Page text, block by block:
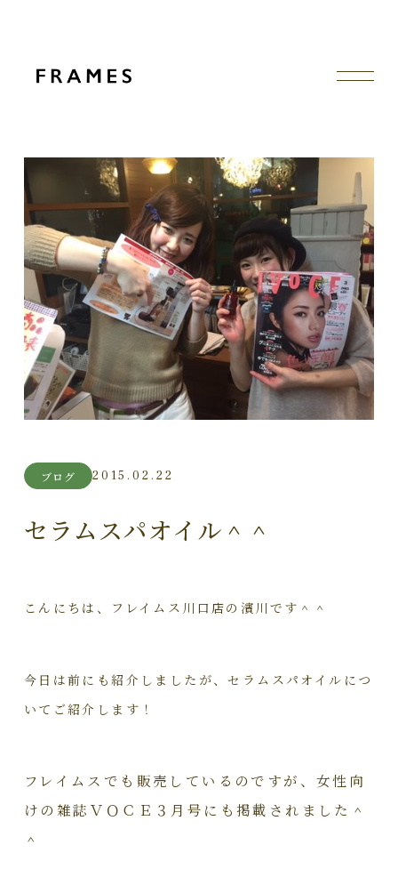
ブログ 2015.02.22
セラムスパオイル＾＾
こんにちは、フレイムス川口店の濱川です＾＾
今日は前にも紹介しましたが、セラムスパオイルにつ
いてご紹介します！
フレイムスでも販売しているのですが、女性向
けの雑誌ＶＯＣＥ３月号にも掲載されました＾
＾